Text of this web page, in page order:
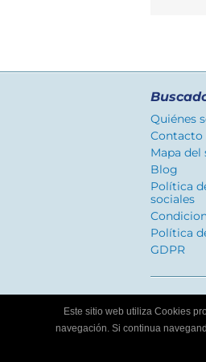
Quiénes
Contacto
Mapa del
Blog
Política
sociales
Política
GDPR
Este sitio web utiliza Cookies
navegación. Si continua